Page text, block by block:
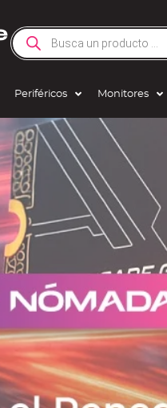
Periféricos Monitores